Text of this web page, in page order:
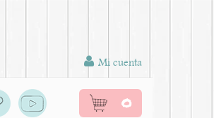
Mi cuenta
0